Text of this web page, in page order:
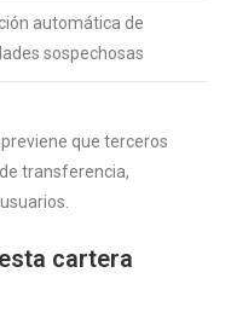
automática de
sospechosas
que terceros
transferencia,
cartera